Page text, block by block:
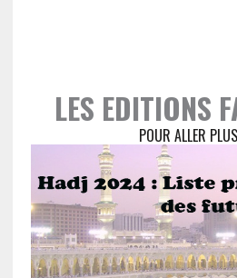
LES EDITIONS
POUR ALLER